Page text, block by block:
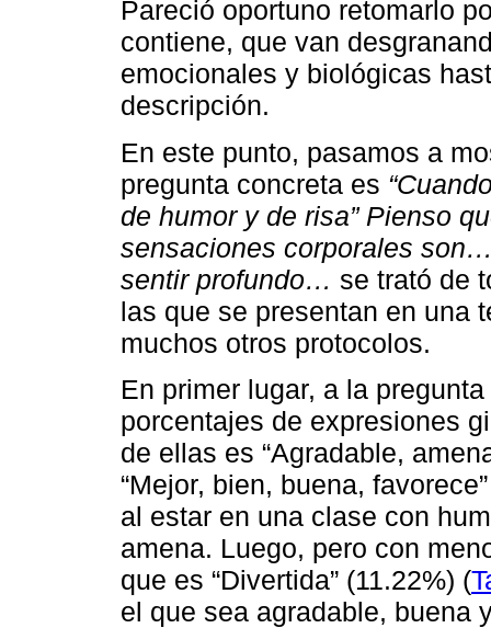
Pareció oportuno retomarlo
contiene, que van
emocionales y biológicas
descripción.
En este punto, pasamos a
pregunta concreta es
de humor y de risa” Pienso
sensaciones corporales
sentir profundo… se trató de
las que se presentan en una
muchos otros protocolos.
En primer lugar, a la
porcentajes de expresiones
de ellas es “Agradable,
“Mejor, bien, buena,
al estar en una clase con
amena. Luego, pero con
que es “Divertida” (11.22%) (
el que sea agradable, buena